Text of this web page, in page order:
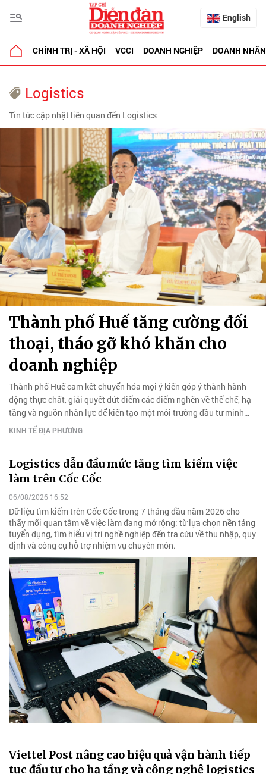
English
CHÍNH TRỊ - XÃ HỘI VCCI DOANH NGHIỆP DOANH NHÂN
Logistics
Tin tức cập nhật liên quan đến Logistics
Thành phố Huế tăng cường đối
thoại, tháo gỡ khó khăn cho
doanh nghiệp
Thành phố Huế cam kết chuyển hóa mọi ý kiến góp ý thành hành
động thực chất, giải quyết dứt điểm các điểm nghẽn về thể chế, hạ
tầng và nguồn nhân lực để kiến tạo một môi trường đầu tư minh
bạch, phát triển bền vững.
KINH TẾ ĐỊA PHƯƠNG
Logistics dẫn đầu mức tăng tìm kiếm việc
làm trên Cốc Cốc
06/08/2026 16:52
Dữ liệu tìm kiếm trên Cốc Cốc trong 7 tháng đầu năm 2026 cho
thấy mối quan tâm về việc làm đang mở rộng: từ lựa chọn nền tảng
tuyển dụng, tìm hiểu vị trí nghề nghiệp đến tra cứu về thu nhập, quy
định và công cụ hỗ trợ nhiệm vụ chuyên môn.
Viettel Post nâng cao hiệu quả vận hành tiếp
tục đầu tư cho hạ tầng và công nghệ logistics